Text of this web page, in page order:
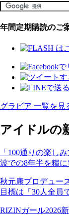
年間定期購読のご
グラビア 一覧を見
アイドルの
「100通りの楽し
波での8年半を糧
秋元康プロデュー
目標は「30人全員
RIZINガール2026